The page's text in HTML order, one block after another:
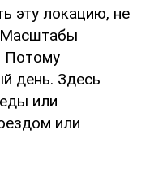
эту локацию, не
Масштабы
Потому
день. Здесь
или
или